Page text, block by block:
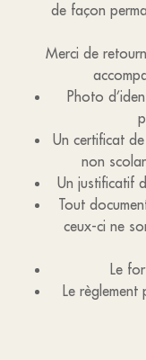
de façon
Merci de
Photo
Un certificat
non
Un justificatif
Tout
ceux-ci ne
Le
Le